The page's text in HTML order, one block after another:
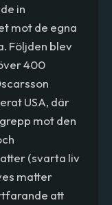
in
mot de egna
Följden blev
400
USA, där
mot den
(svarta liv
matter
att